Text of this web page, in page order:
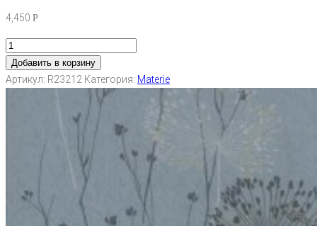
4,450 Р
Добавить в корзину
Артикул: R23212 Категория: Materie